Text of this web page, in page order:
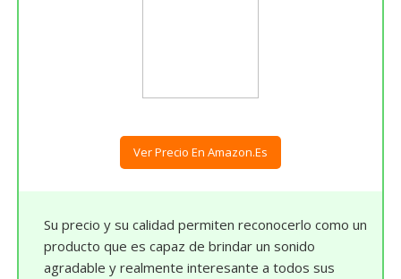
Ver Precio En Amazon.es
Su precio y su calidad permiten reconocerlo como un
producto que es capaz de brindar un sonido
agradable y realmente interesante a todos sus